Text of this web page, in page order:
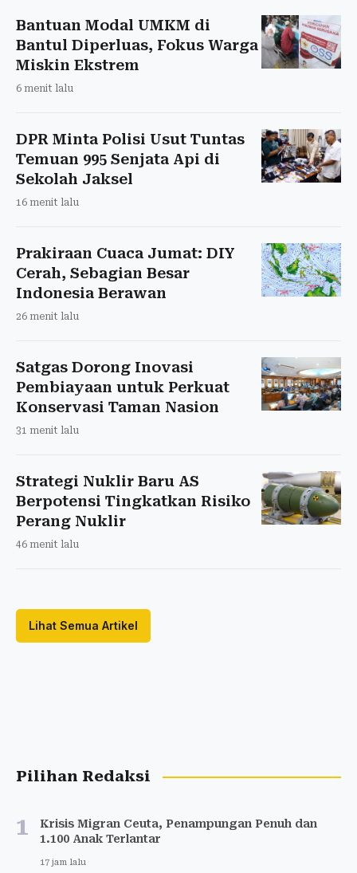
Bantuan Modal UMKM di
Bantul Diperluas, Fokus Warga
Miskin Ekstrem
6 menit lalu
DPR Minta Polisi Usut Tuntas
Temuan 995 Senjata Api di
Sekolah Jaksel
16 menit lalu
Prakiraan Cuaca Jumat: DIY
Cerah, Sebagian Besar
Indonesia Berawan
26 menit lalu
Satgas Dorong Inovasi
Pembiayaan untuk Perkuat
Konservasi Taman Nasion
31 menit lalu
Strategi Nuklir Baru AS
Berpotensi Tingkatkan Risiko
Perang Nuklir
46 menit lalu
Lihat Semua Artikel
Pilihan Redaksi
1
Krisis Migran Ceuta, Penampungan Penuh dan
1.100 Anak Terlantar
17 jam lalu